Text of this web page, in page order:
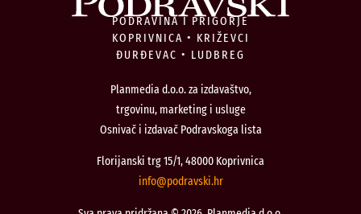
PODRAVINA I PRIGORJE
KOPRIVNICA • KRIŽEVCI
ĐURĐEVAC • LUDBREG
Planmedia d.o.o. za izdavaštvo,
trgovinu, marketing i usluge
Osnivač i izdavač Podravskoga lista
Florijanski trg 15/1, 48000 Koprivnica
rh.iksvardop
@ofni